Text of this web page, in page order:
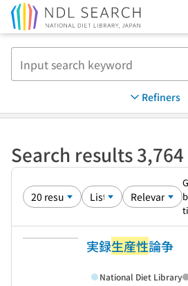
Refiners
Search results 3,764
実録生産性論争
National Diet Library